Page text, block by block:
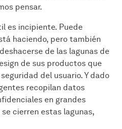
pensar.
es incipiente. Puede
haciendo, pero también
de las lagunas de
de sus productos que
del usuario. Y dado
recopilan datos
en grandes
cierren estas lagunas,